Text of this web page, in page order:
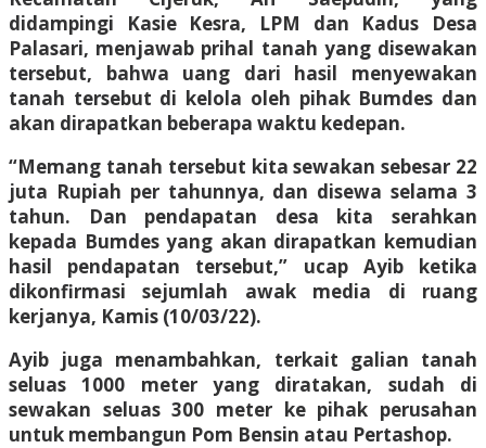
didampingi Kasie Kesra, LPM dan Kadus Desa
Palasari, menjawab prihal tanah yang disewakan
tersebut, bahwa uang dari hasil menyewakan
tanah tersebut di kelola oleh pihak Bumdes dan
akan dirapatkan beberapa waktu kedepan.
“Memang tanah tersebut kita sewakan sebesar 22
juta Rupiah per tahunnya, dan disewa selama 3
tahun. Dan pendapatan desa kita serahkan
kepada Bumdes yang akan dirapatkan kemudian
hasil pendapatan tersebut,” ucap Ayib ketika
dikonfirmasi sejumlah awak media di ruang
kerjanya, Kamis (10/03/22).
Ayib juga menambahkan, terkait galian tanah
seluas 1000 meter yang diratakan, sudah di
sewakan seluas 300 meter ke pihak perusahan
untuk membangun Pom Bensin atau Pertashop.